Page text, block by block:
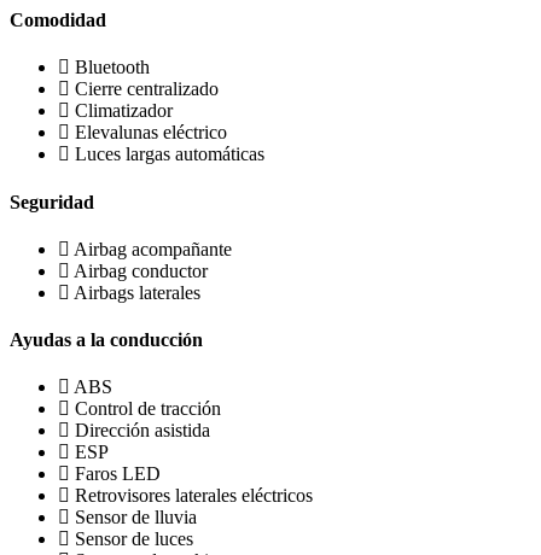
Comodidad
Bluetooth
Cierre centralizado
Climatizador
Elevalunas eléctrico
Luces largas automáticas
Seguridad
Airbag acompañante
Airbag conductor
Airbags laterales
Ayudas a la conducción
ABS
Control de tracción
Dirección asistida
ESP
Faros LED
Retrovisores laterales eléctricos
Sensor de lluvia
Sensor de luces